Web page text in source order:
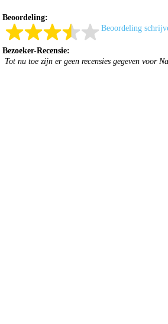
Beoordeling:
Beoordeling
Bezoeker-Recensie:
Tot nu toe zijn er geen recensies gegeven voor